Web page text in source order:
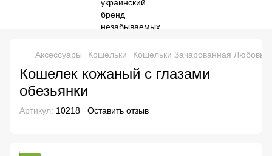
Аксессуары Кошельки Кошельки Зачарованная Любовь
Кошелек кожаный с глазами
обезьянки
Артикул: 10218 Оставить отзыв